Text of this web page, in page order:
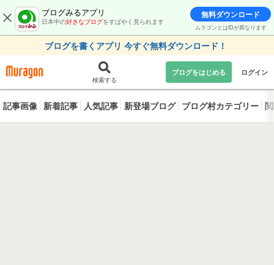
ブログみるアプリ
日本中の好きなブログをすばやく見られます
無料ダウンロード
ムラゴンとはIDが異なります
ブログを書くアプリ 今すぐ無料ダウンロード！
検索する
ブログをはじめる ログイン
記事画像 新着記事 人気記事 新登場ブログ ブログ村カテゴリー